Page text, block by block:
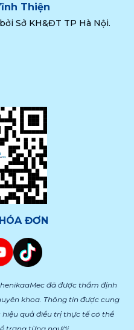
Thiện
Sở KH&ĐT TP Hà Nội.
ĐƠN
đã được thẩm định
khoa. Thông tin được cung
quả điều trị thực tế có thể